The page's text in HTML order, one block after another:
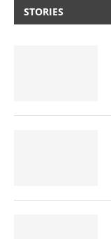
STORIES